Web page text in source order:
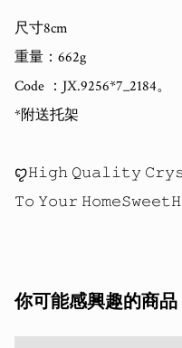
尺寸8cm
重量：662g
Code ：JX.9256*7_2184。
*附送托架
ꨄ𝙷𝚒𝚐𝚑 𝚀𝚞𝚊𝚕𝚒𝚝𝚢
你可能感興趣的商品